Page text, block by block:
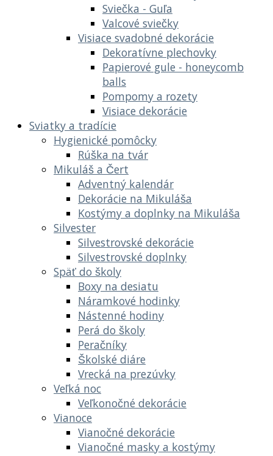
Sviečka - Guľa
Valcové sviečky
Visiace svadobné dekorácie
Dekoratívne plechovky
Papierové gule - honeycomb
balls
Pompomy a rozety
Visiace dekorácie
Sviatky a tradície
Hygienické pomôcky
Rúška na tvár
Mikuláš a Čert
Adventný kalendár
Dekorácie na Mikuláša
Kostýmy a doplnky na Mikuláša
Silvester
Silvestrovské dekorácie
Silvestrovské doplnky
Späť do školy
Boxy na desiatu
Náramkové hodinky
Nástenné hodiny
Perá do školy
Peračníky
Školské diáre
Vrecká na prezúvky
Veľká noc
Veľkonočné dekorácie
Vianoce
Vianočné dekorácie
Vianočné masky a kostýmy